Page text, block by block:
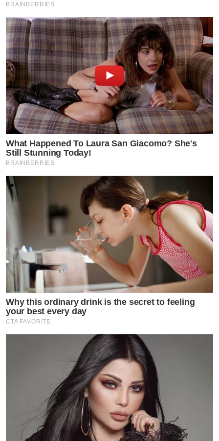
BRAINBERRIES
What Happened To Laura San Giacomo? She's
Still Stunning Today!
BRAINBERRIES
Why this ordinary drink is the secret to feeling
your best every day
CTA FAVORITE